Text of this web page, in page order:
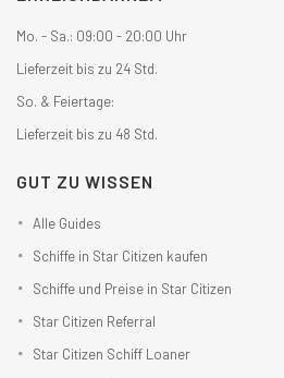
Mo. - Sa.: 09:00 - 20:00 Uhr
Lieferzeit bis zu 24 Std.
So. & Feiertage:
Lieferzeit bis zu 48 Std.
GUT ZU WISSEN
Alle Guides
Schiffe in Star Citizen kaufen
Schiffe und Preise in Star Citizen
Star Citizen Referral
Star Citizen Schiff Loaner